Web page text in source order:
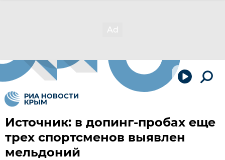
Источник: в допинг-пробах еще
трех спортсменов выявлен
мельдоний